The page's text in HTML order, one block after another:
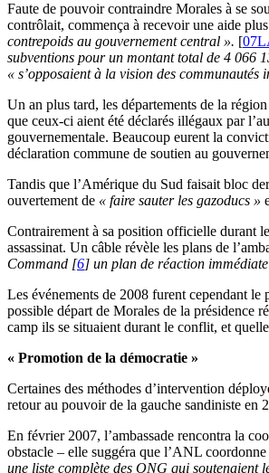
Faute de pouvoir contraindre Morales à se
contrôlait, commença à recevoir une aide
contrepoids au gouvernement central ». [
subventions pour un montant total de 4 066
« s’opposaient à la vision des communautés
Un an plus tard, les départements de la
que ceux-ci aient été déclarés illégaux par
gouvernementale. Beaucoup eurent la
déclaration commune de soutien au
Tandis que l’Amérique du Sud faisait bloc
ouvertement de « faire sauter les gazoducs »
Contrairement à sa position officielle durant
assassinat. Un câble révèle les plans de
Command [6] un plan de réaction
Les événements de 2008 furent cependant le
possible départ de Morales de la présidence
camp ils se situaient durant le conflit, et
« Promotion de la démocratie »
Certaines des méthodes d’intervention
retour au pouvoir de la gauche sandiniste en
En février 2007, l’ambassade rencontra la
obstacle – elle suggéra que l’ANL
une liste complète des ONG qui soutenaient